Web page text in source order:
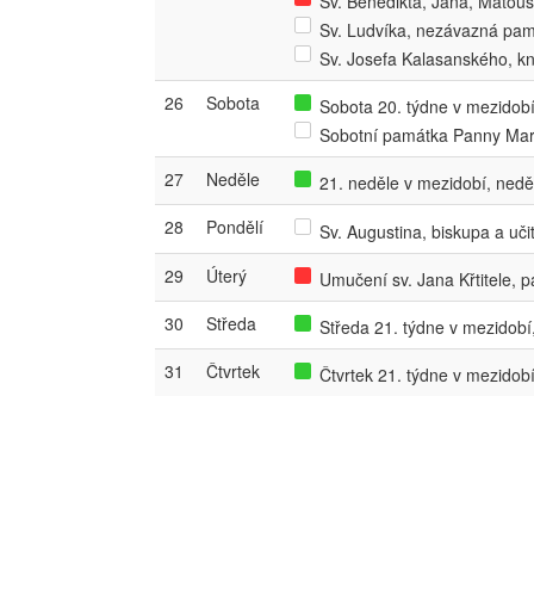
Sv. Ludvíka, nezávazná
Sv. Josefa Kalasanského,
26
Sobota
Sobota 20. týdne v
Sobotní památka Panny
27
Neděle
21. neděle v mezidobí,
28
Pondělí
Sv. Augustina, biskupa a
29
Úterý
Umučení sv. Jana Křtitele,
30
Středa
Středa 21. týdne v
31
Čtvrtek Čtvrtek 21. týdne v